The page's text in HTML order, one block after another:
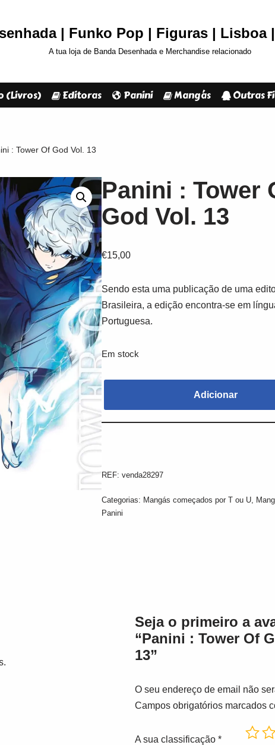
| Funko Pop | Figuras | Lisboa
A tua loja de Banda Desenhada e Merchandise relacionado
(Livros) Editoras Panini Mangás Outras
: Tower Of God Vol. 13
Panini : Tower
God Vol. 13
€15,00
Sendo esta uma publicação de uma
Brasileira, a edição encontra-se em
Portuguesa.
Em stock
Adicionar
REF:venda28297
Categorias: Mangás começados por T ou U,
Panini
Seja o primeiro a
“Panini : Tower Of
13”
O seu endereço de email não
Campos obrigatórios marcados
A sua classificação *